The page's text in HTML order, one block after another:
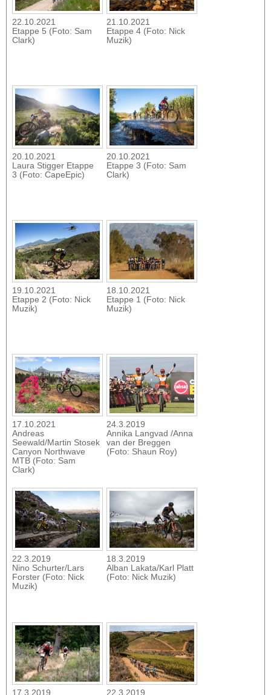
22.10.2021
Etappe 5 (Foto: Sam
Clark)
21.10.2021
Etappe 4 (Foto: Nick
Muzik)
20.10.2021
Laura Stigger Etappe
3 (Foto: CapeEpic)
20.10.2021
Etappe 3 (Foto: Sam
Clark)
19.10.2021
Etappe 2 (Foto: Nick
Muzik)
18.10.2021
Etappe 1 (Foto: Nick
Muzik)
17.10.2021
Andreas
Seewald/Martin Stosek
Canyon Northwave
MTB (Foto: Sam
Clark)
24.3.2019
Annika Langvad /Anna
van der Breggen
(Foto: Shaun Roy)
22.3.2019
Nino Schurter/Lars
Forster (Foto: Nick
Muzik)
18.3.2019
Alban Lakata/Karl Platt
(Foto: Nick Muzik)
17.3.2019 22.3.2019